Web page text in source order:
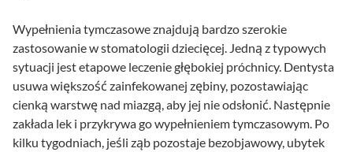
Wypełnienia tymczasowe znajdują bardzo szerokie
zastosowanie w stomatologii dziecięcej. Jedną z typowych
sytuacji jest etapowe leczenie głębokiej próchnicy. Dentysta
usuwa większość zainfekowanej zębiny, pozostawiając
cienką warstwę nad miazgą, aby jej nie odsłonić. Następnie
zakłada lek i przykrywa go wypełnieniem tymczasowym. Po
kilku tygodniach, jeśli ząb pozostaje bezobjawowy, ubytek